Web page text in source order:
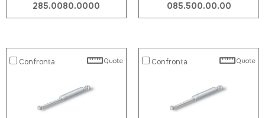
285.0080.0000 085.500.00.00
Confronta Quote Confronta Quote